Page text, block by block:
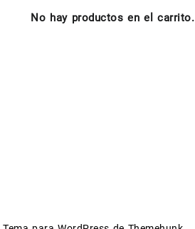
No hay productos en el carrito.